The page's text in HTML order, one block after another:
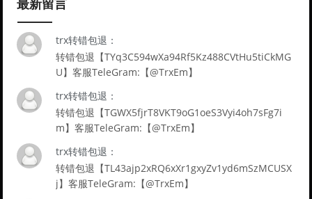
最新留言
trx转错包退：
转错包退【TYq3C594wXa94Rf5Kz488CVtHu5tiCkMG
U】客服TeleGram:【@TrxEm】
trx转错包退：
转错包退【TGWX5fjrT8VKT9oG1oeS3Vyi4oh7sFg7i
m】客服TeleGram:【@TrxEm】
trx转错包退：
转错包退【TL43ajp2xRQ6xXr1gxyZv1yd6mSzMCUSX
j】客服TeleGram:【@TrxEm】